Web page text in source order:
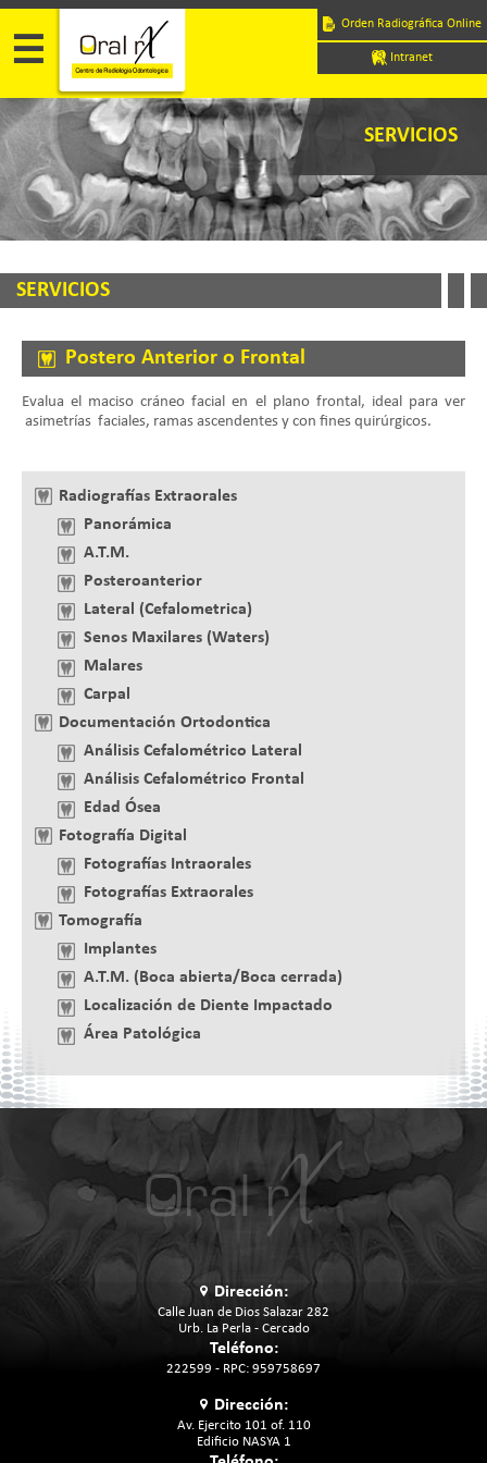
Pasar
contenido
principal
☰
principal
Orden Radiográfica Online
Intranet
SERVICIOS
SERVICIOS
Radiografías Extraorales
Panorámica
A.T.M.
Posteroanterior
Lateral (Cefalometrica)
Senos Maxilares (Waters)
Malares
Carpal
Documentación Ortodontica
Análisis Cefalométrico Lateral
Análisis Cefalométrico Frontal
Edad Ósea
Fotografía Digital
Fotografías Intraorales
Fotografías Extraorales
Tomografía
Implantes
A.T.M. (Boca abierta/Boca cerrada)
Localización de Diente Impactado
Área Patológica
Postero Anterior o Frontal
Evalua el maciso cráneo facial en el plano frontal, ideal para ver
asimetrías faciales, ramas ascendentes y con fines quirúrgicos.
Imagen
Dirección:
Calle Juan de Dios Salazar 282
Urb. La Perla - Cercado
Teléfono:
222599 - RPC: 959758697
Dirección:
Av. Ejercito 101 of. 110
Edificio NASYA 1